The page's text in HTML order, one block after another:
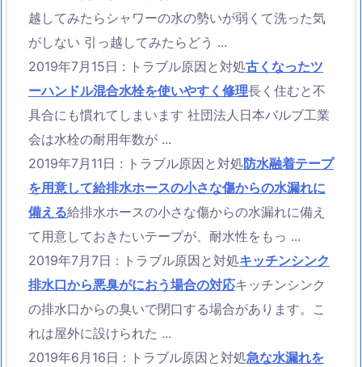
越してみたらシャワーの水の勢いが弱くて洗った気
がしない 引っ越してみたらどう ...
2019年7月15日 : トラブル原因と対処古くなったツ
ーハンドル混合水栓を使いやすく修理長く住むと不
具合にも慣れてしまいます 社団法人日本バルブ工業
会は水栓の耐用年数が ...
2019年7月11日 : トラブル原因と対処防水融着テープ
を用意して給排水ホースの小さな傷からの水漏れに
備える給排水ホースの小さな傷からの水漏れに備え
て用意しておきたいテープが、耐水性をもっ ...
2019年7月7日 : トラブル原因と対処キッチンシンク
排水口から悪臭がにおう場合の対応キッチンシンク
の排水口からの臭いで閉口する場合があります。こ
れは屋外に設けられた ...
2019年6月16日 : トラブル原因と対処急な水漏れを